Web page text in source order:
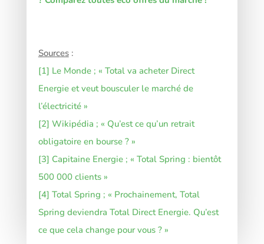
Sources:
[1] Le Monde ; « Total va acheter Direct
Energie et veut bousculer le marché de
l’électricité »
[2] Wikipédia ; « Qu’est ce qu’un retrait
obligatoire en bourse ? »
[3] Capitaine Energie ; « Total Spring : bientôt
500 000 clients »
[4] Total Spring ; « Prochainement, Total
Spring deviendra Total Direct Energie. Qu’est
ce que cela change pour vous ? »